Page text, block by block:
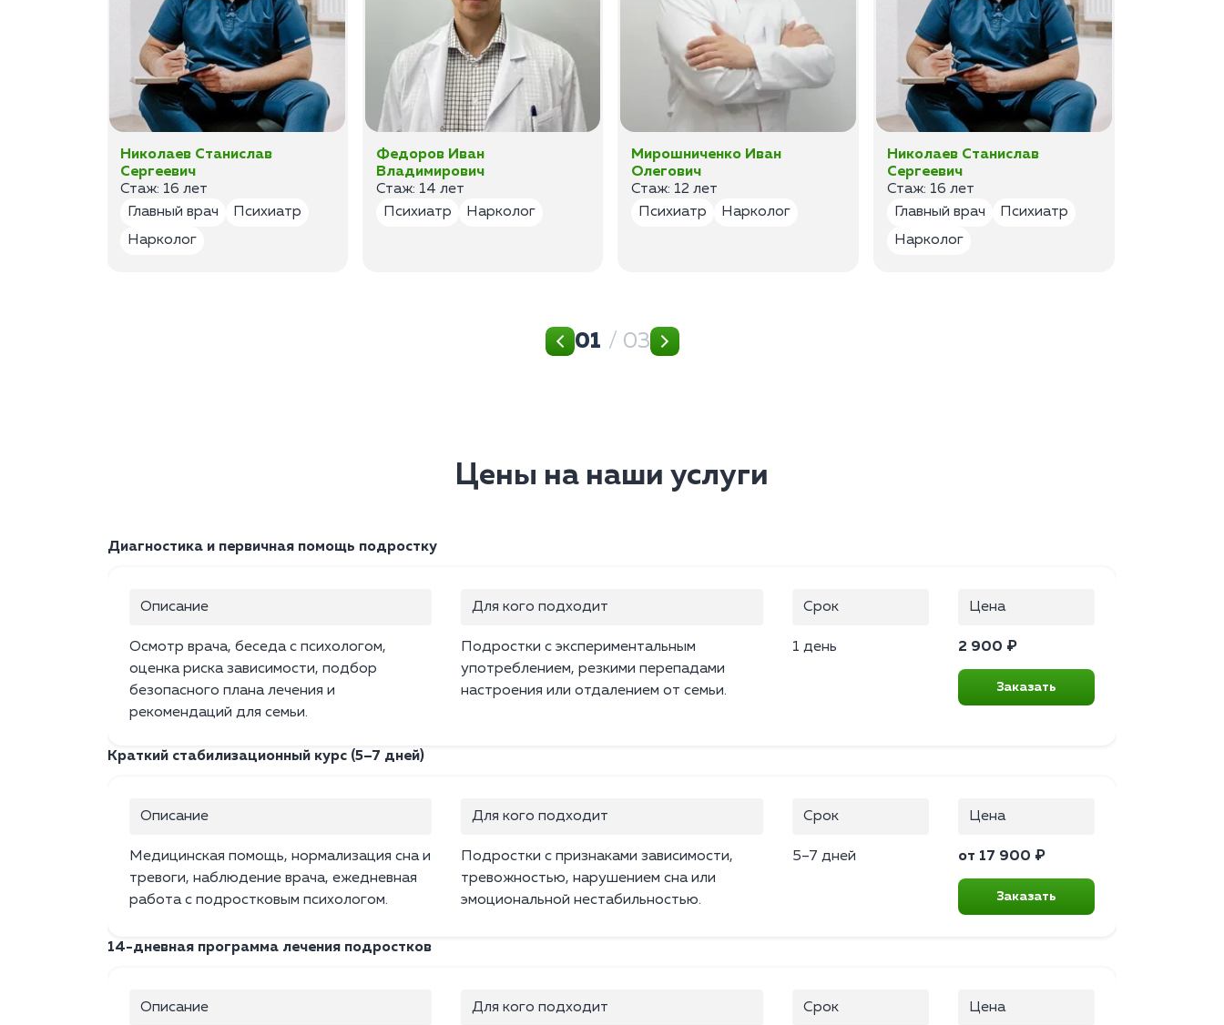
Николаев Станислав
Сергеевич
Стаж: 16 лет
Главный врач
Психиатр
Нарколог
Федоров Иван
Владимирович
Стаж: 14 лет
Психиатр
Нарколог
Мирошниченко Иван
Олегович
Стаж: 12 лет
Психиатр
Нарколог
Николаев Станислав
Сергеевич
Стаж: 16 лет
Главный врач
Психиатр
Нарколог
01 / 03
Цены на наши услуги
Диагностика и первичная помощь подростку
Описание
Осмотр врача, беседа с психологом,
оценка риска зависимости, подбор
безопасного плана лечения и
рекомендаций для семьи.
Для кого подходит
Подростки с экспериментальным
употреблением, резкими перепадами
настроения или отдалением от семьи.
Срок
1 день
Цена
2 900 ₽
Заказать
Краткий стабилизационный курс (5–7 дней)
Описание
Медицинская помощь, нормализация сна и
тревоги, наблюдение врача, ежедневная
работа с подростковым психологом.
Для кого подходит
Подростки с признаками зависимости,
тревожностью, нарушением сна или
эмоциональной нестабильностью.
Срок
5–7 дней
Цена
от 17 900 ₽
Заказать
14-дневная программа лечения подростков
Описание Для кого подходит Срок Цена